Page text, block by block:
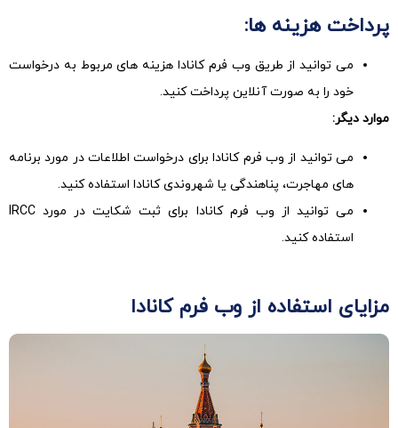
پرداخت هزینه ها:
می توانید از طریق وب فرم کانادا هزینه های مربوط به درخواست
خود را به صورت آنلاین پرداخت کنید.
موارد دیگر:
می توانید از وب فرم کانادا برای درخواست اطلاعات در مورد برنامه
های مهاجرت، پناهندگی یا شهروندی کانادا استفاده کنید.
می توانید از وب فرم کانادا برای ثبت شکایت در مورد IRCC
استفاده کنید.
مزایای استفاده از وب فرم کانادا